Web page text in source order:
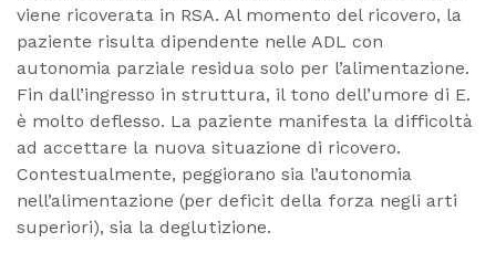
viene ricoverata in RSA. Al momento del ricovero, la
paziente risulta dipendente nelle ADL con
autonomia parziale residua solo per l’alimentazione.
Fin dall’ingresso in struttura, il tono dell’umore di E.
è molto deflesso. La paziente manifesta la difficoltà
ad accettare la nuova situazione di ricovero.
Contestualmente, peggiorano sia l’autonomia
nell’alimentazione (per deficit della forza negli arti
superiori), sia la deglutizione.